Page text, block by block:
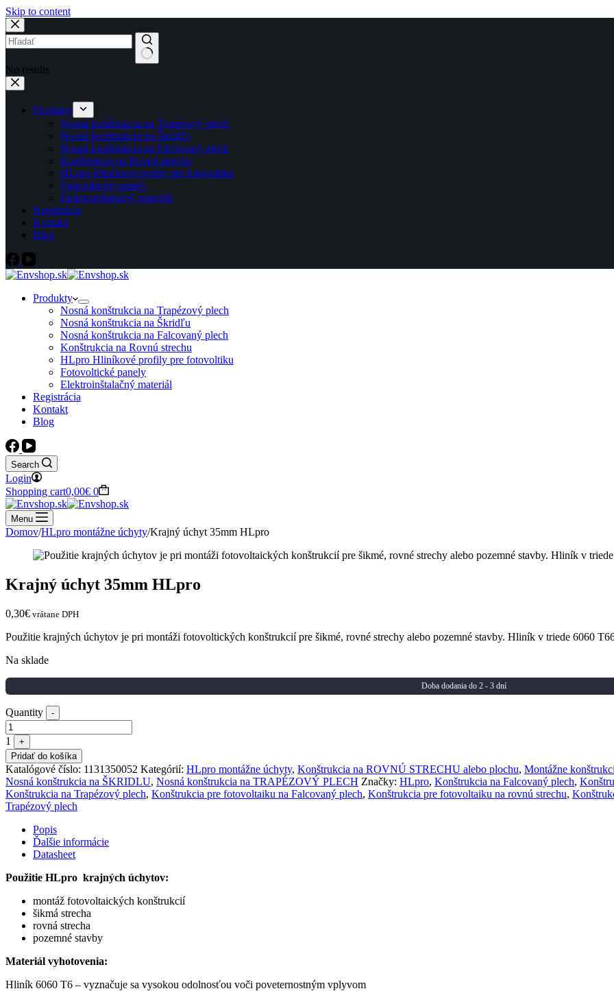
Skip to content
No results
Produkty
Nosná konštrukcia na Trapézový plech
Nosná konštrukcia na Škridľu
Nosná konštrukcia na Falcovaný plech
Konštrukcia na Rovnú strechu
HLpro Hliníkové profily pre fotovoltiku
Fotovoltické panely
Elektroinštalačný materiál
Registrácia
Kontakt
Blog
Produkty
Nosná konštrukcia na Trapézový plech
Nosná konštrukcia na Škridľu
Nosná konštrukcia na Falcovaný plech
Konštrukcia na Rovnú strechu
HLpro Hliníkové profily pre fotovoltiku
Fotovoltické panely
Elektroinštalačný materiál
Registrácia
Kontakt
Blog
Search
Login
Shopping cart0,00€ 0
Menu
Domov/HLpro montážne úchyty/Krajný úchyt 35mm HLpro
Krajný úchyt 35mm HLpro
0,30€ vrátane DPH
Použitie krajných úchytov je pri montáži fotovoltických konštrukcií pre šikmé, rovné strechy alebo pozemné stavby. Hliník v triede 6060
Na sklade
Doba dodania do 2 - 3 dní
Quantity -
1
+
Pridať do košíka
Katalógové číslo: 1131350052 Kategórií: HLpro montážne úchyty, Konštrukcia na ROVNÚ STRECHU alebo plochu, Montážne
Nosná konštrukcia na ŠKRIDLU, Nosná konštrukcia na TRAPÉZOVÝ PLECH Značky: HLpro, Konštrukcia na Falcovaný plech,
Konštrukcia na Trapézový plech, Konštrukcia pre fotovoltaiku na Falcovaný plech, Konštrukcia pre fotovoltaiku na rovnú strechu,
Trapézový plech
Popis
Ďalšie informácie
Datasheet
Použitie HLpro krajných úchytov:
montáž fotovoltaických konštrukcií
šikmá strecha
rovná strecha
pozemné stavby
Materiál vyhotovenia:
Hliník 6060 T6 – vyznačuje sa vysokou odolnosťou voči poveternostným vplyvom